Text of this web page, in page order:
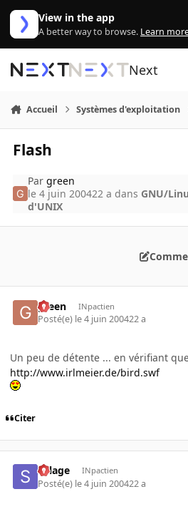
Aller au contenu
View in the app
A better way to browse. Learn
Next
Accueil Systèmes d'exploitation
Flash
Pargreen
le 4 juin 200422 a dans GNU/
d'UNIX
green INpactien
Posté(e) le 4 juin 200422 a
Un peu de détente ... en vérifiant
http://www.irlmeier.de/bird.swf
Citer
Sillage INpactien
Posté(e) le 4 juin 200422 a